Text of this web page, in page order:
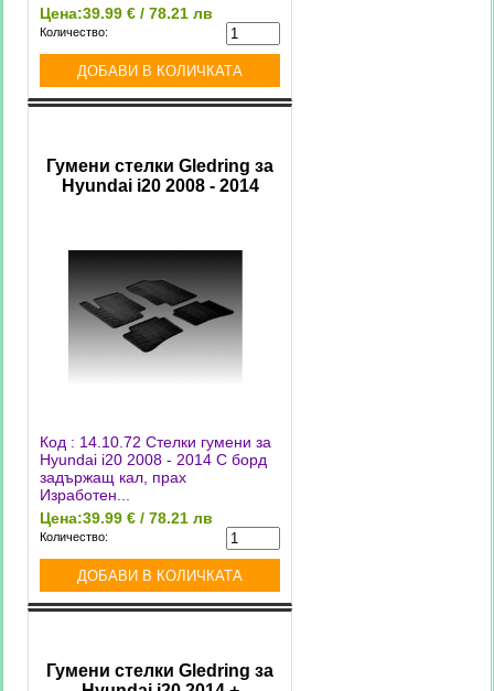
Цена:39.99 € / 78.21 лв
Количество:
Гумени стелки Gledring за
Hyundai i20 2008 - 2014
Код : 14.10.72 Стелки гумени за
Hyundai i20 2008 - 2014 С борд
задържащ кал, прах
Изработен...
Цена:39.99 € / 78.21 лв
Количество:
Гумени стелки Gledring за